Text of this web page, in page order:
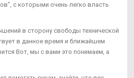
с которыми очень легко власть
в сторону свободы технической
в данное время и ближайшем
Вот, мы с вами это понимаем, а